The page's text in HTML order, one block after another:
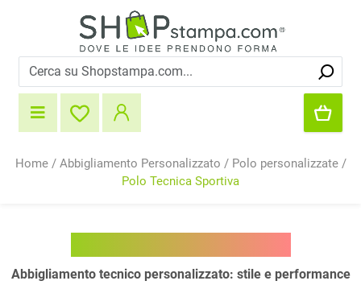
Home/ Abbigliamento Personalizzato / Polo personalizzate/
Polo Tecnica Sportiva
Abbigliamento tecnico personalizzato: stile e performance